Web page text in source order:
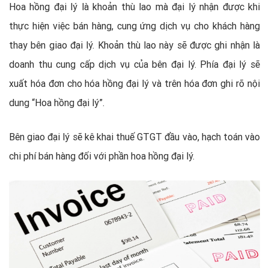
Hoa hồng đại lý là khoản thù lao mà đại lý nhận được khi
thực hiện việc bán hàng, cung ứng dịch vụ cho khách hàng
thay bên giao đại lý. Khoản thù lao này sẽ được ghi nhận là
doanh thu cung cấp dịch vụ của bên đại lý. Phía đại lý sẽ
xuất hóa đơn cho hóa hồng đại lý và trên hóa đơn ghi rõ nội
dung “Hoa hồng đại lý”.
Bên giao đại lý sẽ kê khai thuế GTGT đầu vào, hạch toán vào
chi phí bán hàng đối với phần hoa hồng đại lý.